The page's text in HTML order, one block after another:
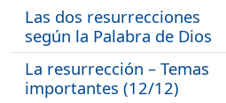
Las dos resurrecciones
según la Palabra de Dios
La resurrección – Temas
importantes (12/12)